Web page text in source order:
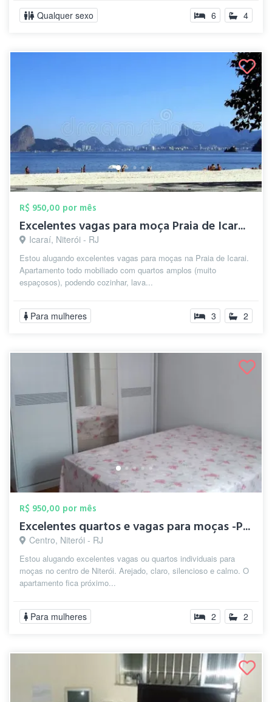
Qualquer sexo 6 4
R$ 950,00 por mês
Excelentes vagas para moça Praia de Icar...
Icaraí, Niterói - RJ
Estou alugando excelentes vagas para moças na Praia de Icarai.
Apartamento todo mobiliado com quartos amplos (muito
espaçosos), podendo cozinhar, lava...
Para mulheres 3 2
R$ 950,00 por mês
Excelentes quartos e vagas para moças -P...
Centro, Niterói - RJ
Estou alugando excelentes vagas ou quartos individuais para
moças no centro de Niterói. Arejado, claro, silencioso e calmo. O
apartamento fica próximo...
Para mulheres 2 2